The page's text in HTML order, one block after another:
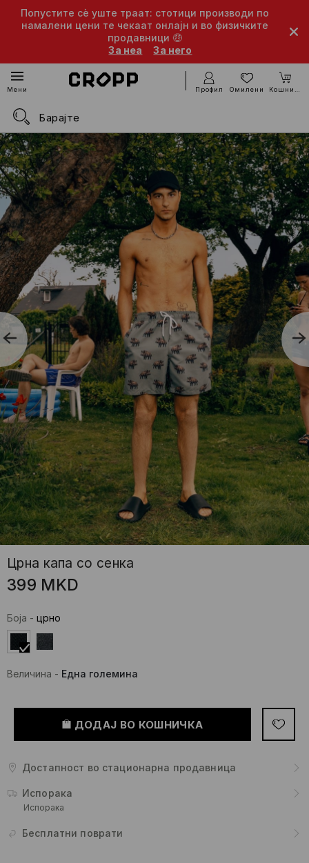
Попустите сè уште траат: стотици производи по
намалени цени те чекаат онлајн и во физичките
продавници 🤑
За неа
За него
Мени Профил Омилени Кошничка
Црнa капа со сенка
399 MKD
Боја - црно
Величина - Една големина
ДОДАЈ ВО КОШНИЧКА
Достапност во стационарна продавница
Испорака
Испорака
Бесплатни поврати